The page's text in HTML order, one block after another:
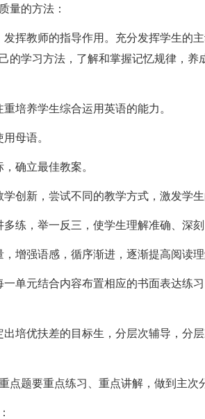
量的方法：
发挥教师的指导作用。充分发挥学生的
的学习方法，了解和掌握记忆规律，养
培养学生综合运用英语的能力。
母语。
确立最佳教案。
创新，尝试不同的教学方式，激发学生
练，举一反三，使学生理解准确、深刻
增强语感，循序渐进，逐渐提高阅读理
单元结合内容布置相应的书面表达练
培优扶差的目标生，分层次辅导，分
点题要重点练习、重点讲解，做到主次